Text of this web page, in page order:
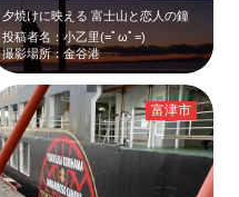
夕焼けに映える 富士山と恋人の鐘
投稿者名：小乙里(=ﾟωﾟ=)
撮影場所：金谷港
富津市